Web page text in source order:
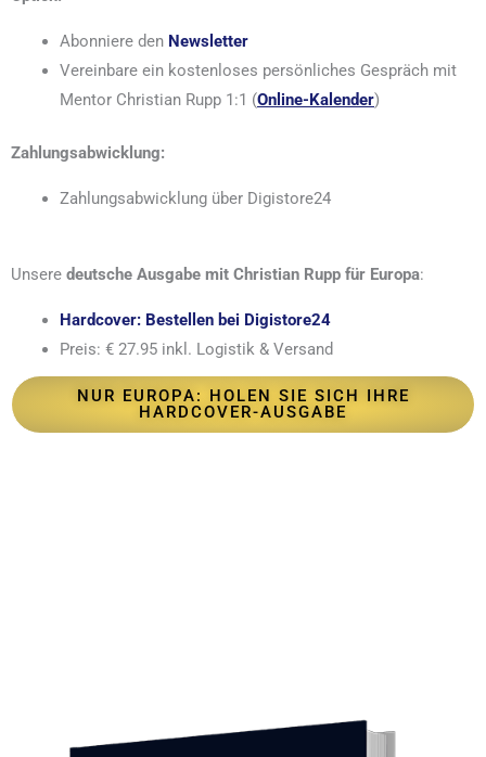
Abonniere den Newsletter
Vereinbare ein kostenloses persönliches Gespräch mit
Mentor Christian Rupp 1:1 (Online-Kalender)
Zahlungsabwicklung:
Zahlungsabwicklung über Digistore24
Unsere deutsche Ausgabe mit Christian Rupp für Europa:
Hardcover: Bestellen bei Digistore24
Preis: € 27.95 inkl. Logistik & Versand
NUR EUROPA: HOLEN SIE SICH IHRE
HARDCOVER-AUSGABE